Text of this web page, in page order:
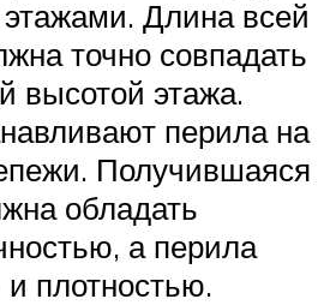
Длина всей
точно совпадать
высотой этажа.
перила на
Получившаяся
обладать
а перила
плотностью.